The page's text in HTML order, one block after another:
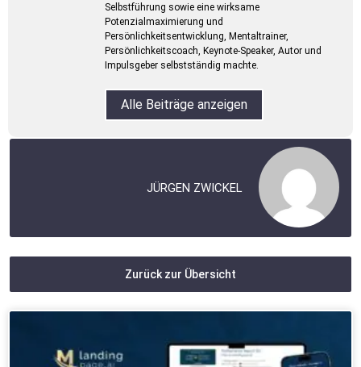
Selbstführung sowie eine wirksame
Potenzialmaximierung und
Persönlichkeitsentwicklung, Mentaltrainer,
Persönlichkeitscoach, Keynote-Speaker, Autor und
Impulsgeber selbstständig machte.
Alle Beiträge anzeigen
JÜRGEN ZWICKEL
Zurück zur Übersicht